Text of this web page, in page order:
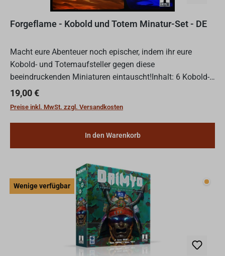
Forgeflame - Kobold und Totem Minatur-Set - DE
Macht eure Abenteuer noch epischer, indem ihr eure
Kobold- und Totemaufsteller gegen diese
beeindruckenden Miniaturen eintauscht!Inhalt: 6 Kobold-
Miniaturen, 3 Totem-MiniaturenForgeflame - Kobold und
Totem Minatur-Set...
Regulärer Preis:
19,00 €
Preise inkl. MwSt. zzgl. Versandkosten
In den Warenkorb
Wenige verfügbar